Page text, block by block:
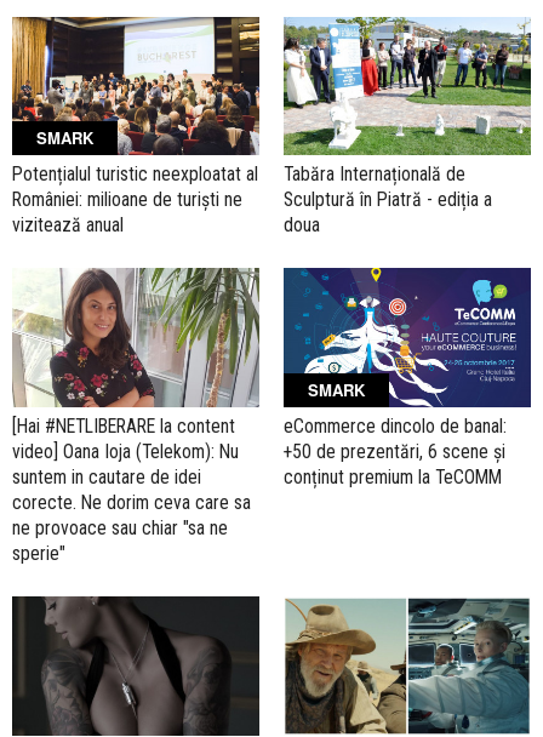
SMARK
Potențialul turistic neexploatat al
României: milioane de turiști ne
vizitează anual
Tabăra Internațională de
Sculptură în Piatră - ediția a
doua
[Hai #NETLIBERARE la content
video] Oana Ioja (Telekom): Nu
suntem in cautare de idei
corecte. Ne dorim ceva care sa
ne provoace sau chiar "sa ne
sperie"
SMARK
eCommerce dincolo de banal:
+50 de prezentări, 6 scene și
conținut premium la TeCOMM